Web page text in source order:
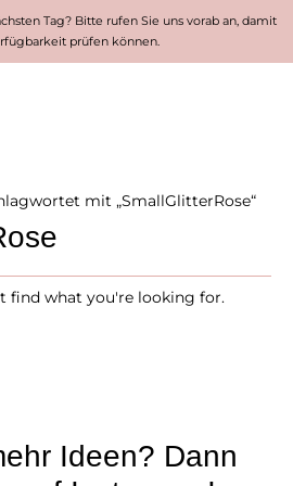
Tag? Bitte rufen Sie uns vorab an, damit
prüfen können.
mit „SmallGlitterRose“
find what you're looking for.
Ideen? Dann